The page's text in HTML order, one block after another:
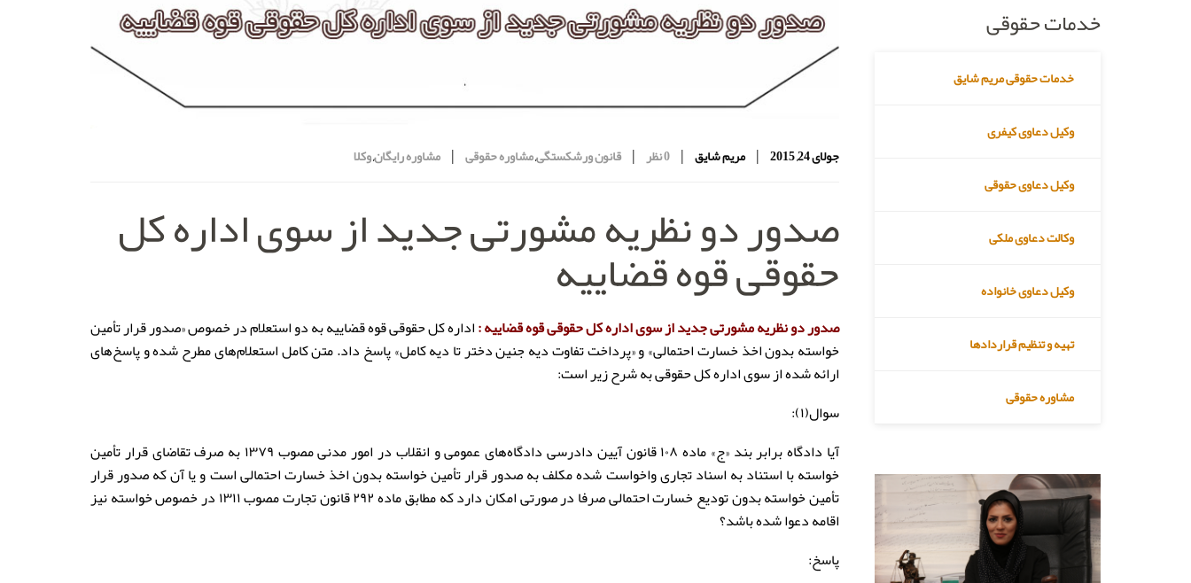
جولای 24, 2015 | مریم شایق | 0 نظر | قانون ورشکستگی,مشاوره حقوقی | مشاوره رایگان,وکلا
صدور دو نظریه مشورتی جدید از سوی اداره کل
حقوقی قوه قضاییه
صدور دو نظریه مشورتی جدید از سوی اداره کل حقوقی قوه قضاییه :اداره کل حقوقی قوه قضاییه به دو استعلام در خصوص «صدور قرار تأمین
خواسته بدون اخذ خسارت احتمالی» و «پرداخت تفاوت دیه جنین دختر تا دیه کامل» پاسخ داد. متن کامل استعلام‌های مطرح شده و پاسخ‌های
ارائه شده از سوی اداره کل حقوقی به شرح زیر است:
سوال(۱):
آیا دادگاه برابر بند «ج» ماده ۱۰۸ قانون آیین دادرسی دادگاه‌های عمومی و انقلاب در امور مدنی مصوب ۱۳۷۹ به صرف تقاضای قرار تأمین
خواسته با استناد به اسناد تجاری واخواست شده مکلف به صدور قرار تأمین خواسته بدون اخذ خسارت احتمالی است و یا آن که صدور قرار
تأمین خواسته بدون تودیع خسارت احتمالی صرفا در صورتی امکان دارد که مطابق ماده ۲۹۲ قانون تجارت مصوب ۱۳۱۱ در خصوص خواسته نیز
اقامه دعوا شده باشد؟
پاسخ:
خدمات حقوقی
خدمات حقوقی مریم شایق
وکیل دعاوی کیفری
وکیل دعاوی حقوقی
وکالت دعاوی ملکی
وکیل دعاوی خانواده
تهیه و تنظیم قراردادها
مشاوره حقوقی